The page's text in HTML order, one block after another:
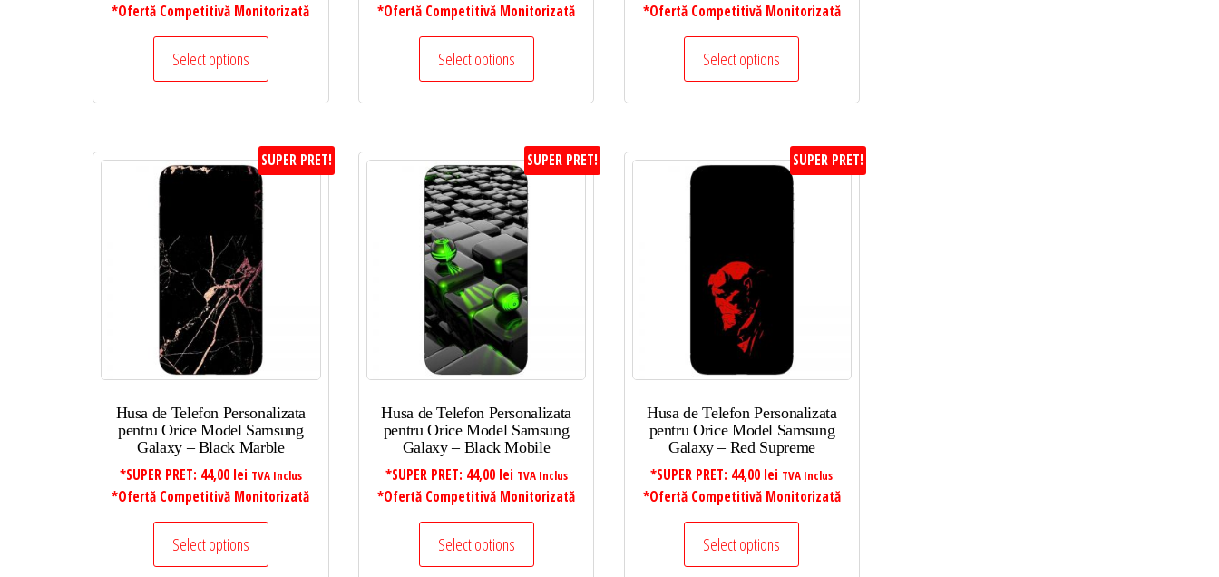
*Ofertă Competitivă Monitorizată
Select options
*Ofertă Competitivă Monitorizată
Select options
*Ofertă Competitivă Monitorizată
Select options
SUPER PRET!
Husa de Telefon Personalizata
pentru Orice Model Samsung
Galaxy – Black Marble
*SUPER PRET: 44,00 lei TVA Inclus
*Ofertă Competitivă Monitorizată
Select options
SUPER PRET!
Husa de Telefon Personalizata
pentru Orice Model Samsung
Galaxy – Black Mobile
*SUPER PRET: 44,00 lei TVA Inclus
*Ofertă Competitivă Monitorizată
Select options
SUPER PRET!
Husa de Telefon Personalizata
pentru Orice Model Samsung
Galaxy – Red Supreme
*SUPER PRET: 44,00 lei TVA Inclus
*Ofertă Competitivă Monitorizată
Select options